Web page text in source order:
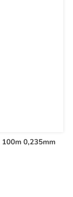
0,235mm